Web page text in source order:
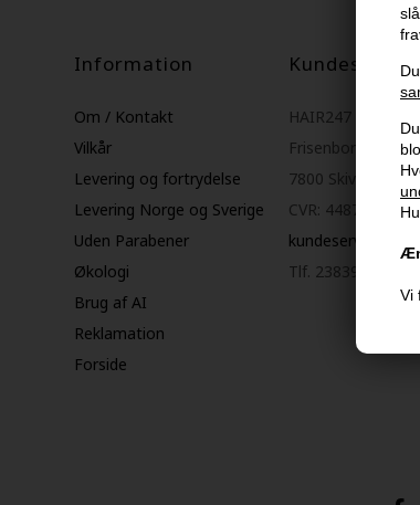
Vi
Information
Om / Kontakt
Vilkår
Levering og fortrydelse
Levering Norge og Sverige
Uden Parabener
Økologi
Brug af AI
Reklamation
Forside
Kundeservice
HAIR247
Frisenborgvej 6A
7800 Skive
CVR: 44874253
Tlf. 23839799